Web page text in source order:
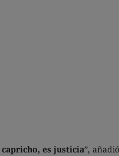
es justicia”,